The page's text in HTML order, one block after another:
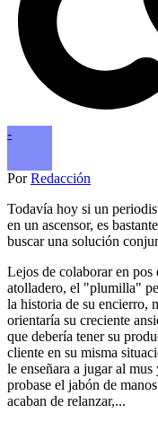
-
PorRedacción
Todavía hoy si un
en un ascensor, es
buscar una solución
Lejos de colaborar en
atolladero, el "plumilla"
la historia de su encierro,
orientaría su creciente
que debería tener su
cliente en su misma
le enseñara a jugar al mus
probase el jabón de
acaban de relanzar,...